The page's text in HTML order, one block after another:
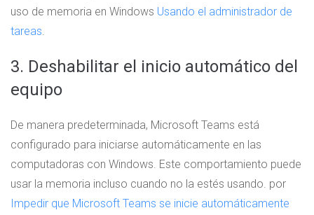
uso de memoria en Windows Usando el administrador de
tareas.
3. Deshabilitar el inicio automático del
equipo
De manera predeterminada, Microsoft Teams está
configurado para iniciarse automáticamente en las
computadoras con Windows. Este comportamiento puede
usar la memoria incluso cuando no la estés usando. por
Impedir que Microsoft Teams se inicie automáticamente